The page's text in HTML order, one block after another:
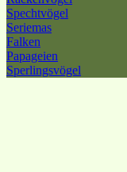
Spechtvögel
Seriemas
Falken
Papageien
Sperlingsvögel